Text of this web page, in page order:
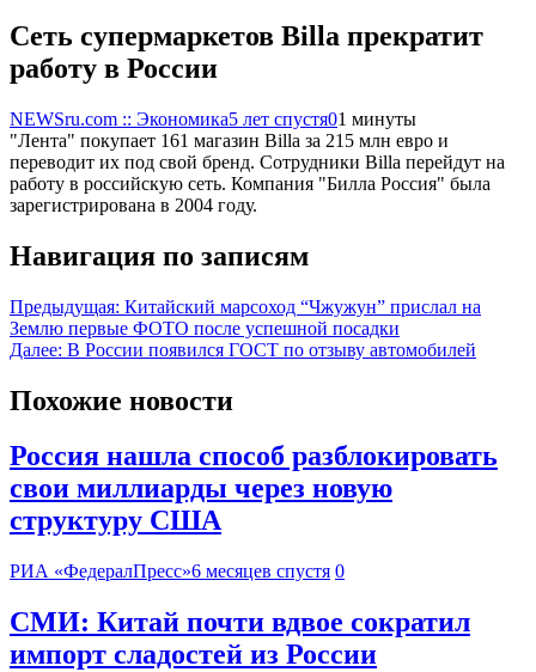
Сеть супермаркетов Billa прекратит
работу в России
NEWSru.com :: Экономика5 лет спустя01 минуты
"Лента" покупает 161 магазин Billа за 215 млн евро и
переводит их под свой бренд. Сотрудники Billа перейдут на
работу в российскую сеть. Компания "Билла Россия" была
зарегистрирована в 2004 году.
Навигация по записям
Предыдущая: Китайский марсоход “Чжужун” прислал на
Землю первые ФОТО после успешной посадки
Далее: В России появился ГОСТ по отзыву автомобилей
Похожие новости
Россия нашла способ разблокировать
свои миллиарды через новую
структуру США
РИА «ФедералПресс»6 месяцев спустя 0
СМИ: Китай почти вдвое сократил
импорт сладостей из России